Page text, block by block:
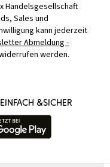
Handelsgesellschaft
Sales und
kann jederzeit
Abmeldung -
werden.
&SICHER